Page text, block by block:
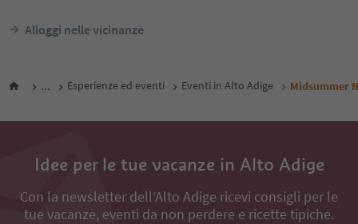
Alloggi nelle vicinanze
... Esperienze ed eventi Eventi in Alto Adige Midsummer
Idee per le tue vacanze in Alto Adige
Con la newsletter dell’Alto Adige ricevi consigli per le
tue vacanze, eventi da non perdere e ricette tipiche.